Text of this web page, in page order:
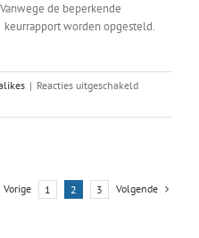
2022
de beperkende
worden opgesteld.
| Reacties uitgeschakeldvoor
7
en
Vorige 1 2 3 Volgende